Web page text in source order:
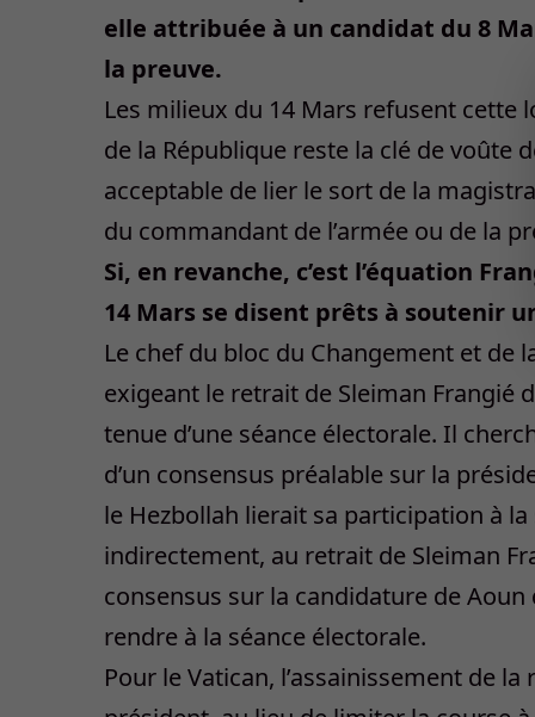
elle attribuée à un candidat du 8
la preuve.
Les milieux du 14 Mars refusent cette
de la République reste la clé de voûte
acceptable de lier le sort de la
du commandant de l’armée ou de la
Si, en revanche, c’est l’équation
14 Mars se disent prêts à soutenir
Le chef du bloc du Changement et de
exigeant le retrait de Sleiman Frangié
tenue d’une séance électorale. Il
d’un consensus préalable sur la
le Hezbollah lierait sa participation à
indirectement, au retrait de Sleiman
consensus sur la candidature de
rendre à la séance électorale.
Pour le Vatican, l’assainissement de